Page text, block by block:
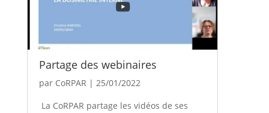
Partage des webinaires
par CoRPAR | 25/01/2022
La CoRPAR partage les vidéos de ses